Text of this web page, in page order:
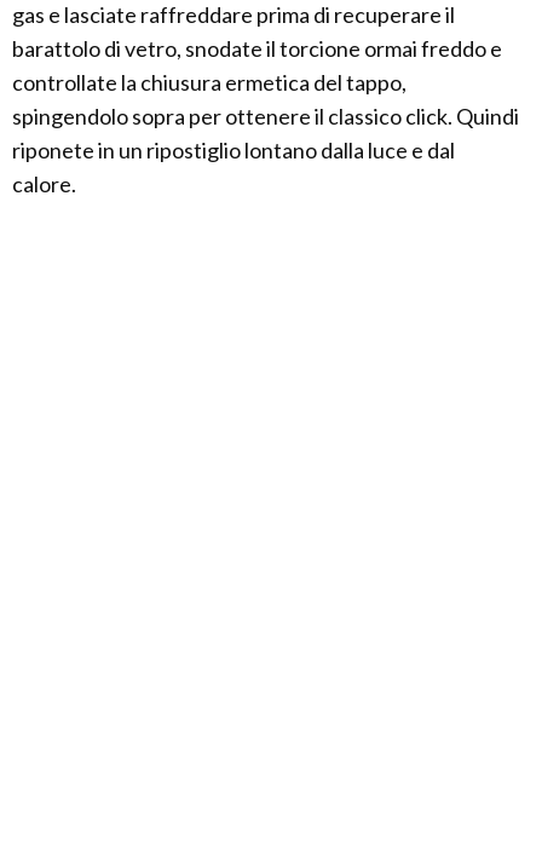
gas e lasciate raffreddare prima di recuperare il
barattolo di vetro, snodate il torcione ormai freddo e
controllate la chiusura ermetica del tappo,
spingendolo sopra per ottenere il classico click. Quindi
riponete in un ripostiglio lontano dalla luce e dal
calore.